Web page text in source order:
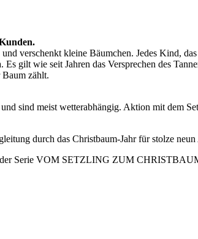
verschenkt kleine Bäumchen. Jedes Kind,
gilt wie seit Jahren das Versprechen des
zählt.
sind meist wetterabhängig. Aktion mit dem
durch das Christbaum-Jahr für stolze
Serie VOM SETZLING ZUM